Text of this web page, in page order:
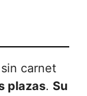
carnet
plazas. Su